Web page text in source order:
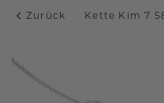
Zurück Kette Kim 7